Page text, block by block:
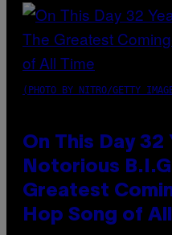
(PHOTO BY NITRO/GETTY
On This Day 32
Notorious
Greatest
Hop Song of